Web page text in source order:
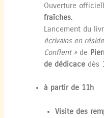
Ouverture
fraîches.
Lancement du
écrivains en
Conflent »de
de dédicace dès
à partir de 11h
Visite des